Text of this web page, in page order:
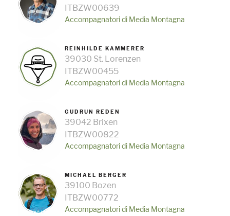
ITBZW00639
Accompagnatori di Media Montagna
REINHILDE KAMMERER
39030 St. Lorenzen
ITBZW00455
Accompagnatori di Media Montagna
GUDRUN REDEN
39042 Brixen
ITBZW00822
Accompagnatori di Media Montagna
MICHAEL BERGER
39100 Bozen
ITBZW00772
Accompagnatori di Media Montagna